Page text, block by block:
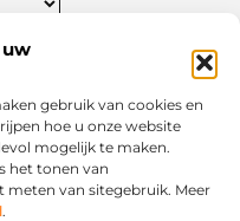
gebruik van cookies en
hoe u onze website
mogelijk te maken.
het tonen van
meten van sitegebruik. Meer
.